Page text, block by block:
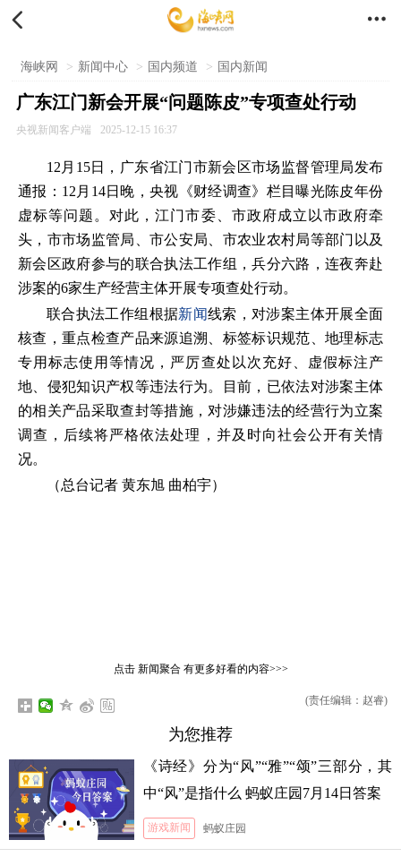
 
海峡网 > 新闻中心 > 国内频道 > 国内新闻
广东江门新会开展“问题陈皮”专项查处行动
央视新闻客户端 2025-12-15 16:37
12月15日，广东省江门市新会区市场监督管理局发布
通报：12月14日晚，央视《财经调查》栏目曝光陈皮年份
虚标等问题。对此，江门市委、市政府成立以市政府牵
头，市市场监管局、市公安局、市农业农村局等部门以及
新会区政府参与的联合执法工作组，兵分六路，连夜奔赴
涉案的6家生产经营主体开展专项查处行动。
联合执法工作组根据新闻线索，对涉案主体开展全面
核查，重点检查产品来源追溯、标签标识规范、地理标志
专用标志使用等情况，严厉查处以次充好、虚假标注产
地、侵犯知识产权等违法行为。目前，已依法对涉案主体
的相关产品采取查封等措施，对涉嫌违法的经营行为立案
调查，后续将严格依法处理，并及时向社会公开有关情
况。
（总台记者 黄东旭 曲柏宇）
点击 新闻聚合有更多好看的内容>>>
(责任编辑：赵睿)
为您推荐
《诗经》分为“风”“雅”“颂”三部分，其
中“风”是指什么 蚂蚁庄园7月14日答案
游戏新闻 蚂蚁庄园